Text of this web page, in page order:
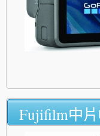
Fujifilm中